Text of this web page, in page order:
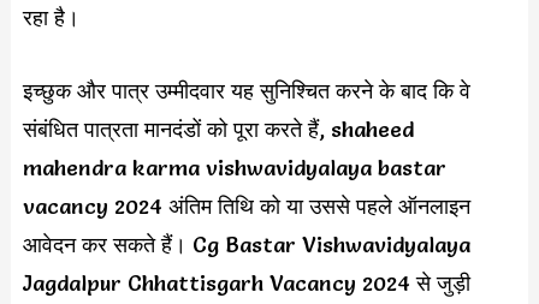
रहा है।
इच्छुक और पात्र उम्मीदवार यह सुनिश्चित करने के बाद कि वे
संबंधित पात्रता मानदंडों को पूरा करते हैं, shaheed
mahendra karma vishwavidyalaya bastar
vacancy 2024 अंतिम तिथि को या उससे पहले ऑनलाइन
आवेदन कर सकते हैं। Cg Bastar Vishwavidyalaya
Jagdalpur Chhattisgarh Vacancy 2024 से जुड़ी